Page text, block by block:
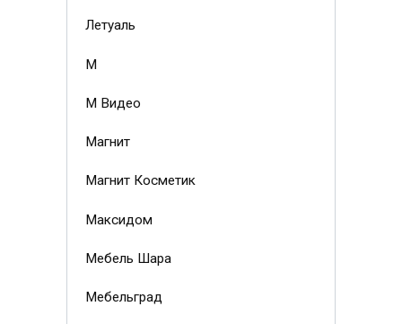
Летуаль
М
М Видео
Магнит
Магнит Косметик
Максидом
Мебель Шара
Мебельград